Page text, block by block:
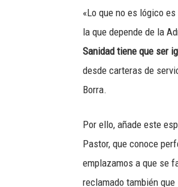
«Lo que no es lógico
la que depende de la
Sanidad tiene que ser
desde carteras de
Borra.
Por ello, añade este
Pastor, que conoce
emplazamos a que se
reclamado también